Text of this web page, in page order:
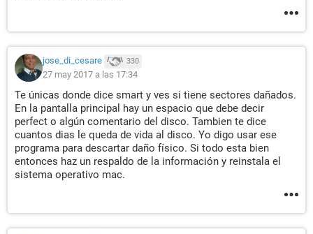
jose_di_cesare 330
27 may 2017 a las 17:34
Te únicas donde dice smart y ves si tiene sectores dañados.
En la pantalla principal hay un espacio que debe decir
perfect o algún comentario del disco. Tambien te dice
cuantos dias le queda de vida al disco. Yo digo usar ese
programa para descartar daño físico. Si todo esta bien
entonces haz un respaldo de la información y reinstala el
sistema operativo mac.